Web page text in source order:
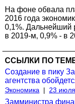
На фоне обвала
2016 года
0,1%. Дальнейший
в 2019-м, 0,9% - в
ССЫЛКИ ПО
Создание в пику
агентства
Экономика | 23 июля
Замминистра